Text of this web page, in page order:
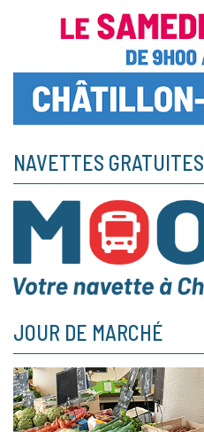
NAVETTES GRATUITES
JOUR DE MARCHÉ